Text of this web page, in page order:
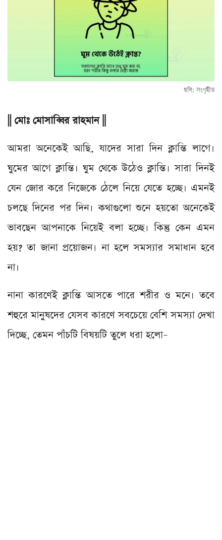
ছবি: সংগৃহীত
|| মোঃ মোসাব্বির রাহমান ||
আমরা অনেকেই আছি, যাদের সারা দিন ক্লান্তি লাগে।
ঘুমের আগে ক্লান্তি। ঘুম থেকে উঠেও ক্লান্তি। সারা দিনই
যেন জোর করে নিজেকে ঠেলে নিয়ে যেতে হচ্ছে। এমনই
চলছে দিনের পর দিন। কথাগুলো শুনে হয়তো অনেকেই
ভাবছেন আপনাকে নিয়েই বলা হচ্ছে। কিন্তু কেন এমন
হয়? তা জানা প্রয়োজন। না হলে সমস্যার সমাধান হবে
না।
নানা কারণেই ক্লান্তি আসতে পারে শরীর ও মনে। তবে
শহুরে মানুষদের যেসব কারণে সবচেয়ে বেশি সমস্যা দেখা
দিচ্ছে, তেমন পাঁচটি বিষয়টি তুলে ধরা হলো–